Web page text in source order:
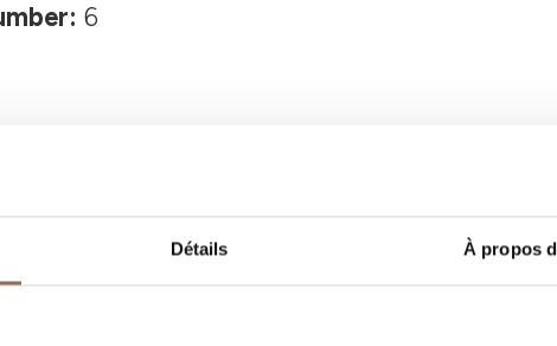
Détails À propos
6